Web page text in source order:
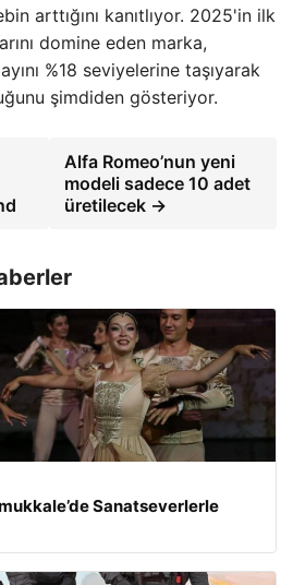
arttığını kanıtlıyor. 2025'in ilk
domine eden marka,
%18 seviyelerine taşıyarak
şimdiden gösteriyor.
Alfa Romeo’nun yeni
modeli sadece 10 adet
üretilecek →
Sanatseverlerle